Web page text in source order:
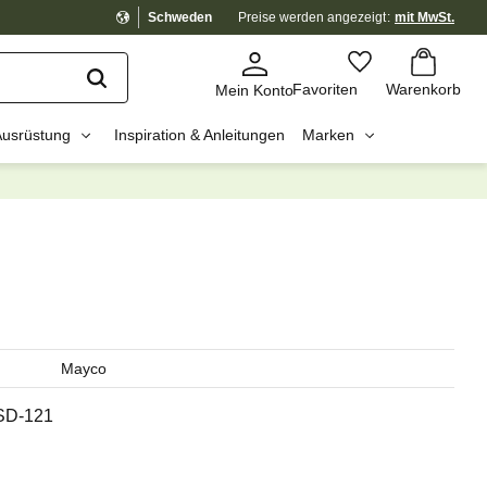
Schweden Preise werden angezeigt mit MwSt.
Mein KontoFavoriten Warenkorb
Favoriten
Warenkorb
Inspiration & Anleitungen Marken
121
Mayco